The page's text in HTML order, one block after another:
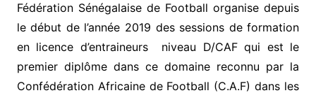
Fédération Sénégalaise de Football organise depuis
le début de l’année 2019 des sessions de formation
en licence d’entraineurs niveau D/CAF qui est le
premier diplôme dans ce domaine reconnu par la
Confédération Africaine de Football (C.A.F) dans les